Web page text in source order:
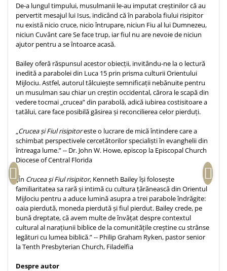
Poezii
Reviste
Sanatate
A doua venire
Apologetica
Dogmatica
Istoria Bisericii
Viata crestina
Contemporaneitate
Devotional
Diverse
Lupta Spirituala
Schimbarea caracterului
Slujire
Suferinta
Viata din belsug
Tablouri canvas
Termos
De-a lungul timpului, musulmanii le-au imputat creștinilor că au
pervertit mesajul lui Isus, indicând că în parabola fiului risipitor
nu există nicio cruce, nicio întrupare, niciun Fiu al lui Dumnezeu,
niciun Cuvânt care Se face trup, iar fiul nu are nevoie de niciun
ajutor pentru a se întoarce acasă.
Bailey oferă răspunsul acestor obiecții, invitându-ne la o lectură
inedită a parabolei din Luca 15 prin prisma culturii Orientului
Mijlociu. Astfel, autorul tâlcuiește semnificații nebănuite pentru
un musulman sau chiar un creștin occidental, cărora le scapă din
vedere tocmai „crucea” din parabolă, adică iubirea costisitoare a
tatălui, care face posibilă găsirea și reconcilierea celor pierduți.
„Crucea și Fiul risipitoreste o lucrare de mică întindere care a
schimbat perspectivele cercetătorilor specialiști în evanghelii din
întreaga lume.” -- Dr. John W. Howe, episcop la Episcopal Church
Diocese of Central Florida
„În Crucea și Fiul risipitor, Kenneth Bailey își folosește
familiaritatea sa rară și intimă cu cultura țărănească din Orientul
Mijlociu pentru a aduce lumină asupra a trei parabole îndrăgite:
oaia pierdută, moneda pierdută și fiul pierdut. Bailey crede, pe
bună dreptate, că avem multe de învățat despre contextul
cultural al narațiunii biblice de la comunitățile creștine cu strânse
legături cu lumea biblică.” -- Philip Graham Ryken, pastor senior
la Tenth Presbyterian Church, Filadelfia
Despre autor